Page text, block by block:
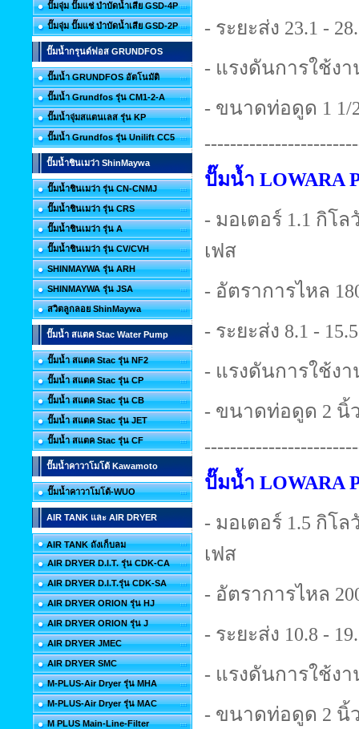
ปั๊มจุ่ม ปั๊มแช่ บำบัดน้ำเสีย GSD-4P
ปั๊มจุ่ม ปั๊มแช่ บำบัดน้ำเสีย GSD-2P
ปั๊มน้ำกรุนด์ฟอส GRUNDFOS
ปั๊มน้ำ GRUNDFOS อัตโนมัติ
ปั๊มน้ำ Grundfos รุ่น CM1-2-A
ปั๊มน้ำจุ่มสแตนเลส รุ่น KP
ปั๊มน้ำ Grundfos รุ่น Unilift CC5
ปั๊มน้ำชินเมว่า ShinMaywa
ปั๊มน้ำชินเมว่า รุ่น CN-CNMJ
ปั๊มน้ำชินเมว่า รุ่น CRS
ปั๊มน้ำชินเมว่า รุ่น A
ปั๊มน้ำชินเมว่า รุ่น CV/CVH
SHINMAYWA รุ่น ARH
SHINMAYWA รุ่น JSA
สวิตลูกลอย ShinMaywa
ปั๊มน้ำ สแตค Stac Water Pump
ปั๊มน้ำ สแตค Stac รุ่น NF2
ปั๊มน้ำ สแตค Stac รุ่น CP
ปั๊มน้ำ สแตค Stac รุ่น CB
ปั๊มน้ำ สแตค Stac รุ่น JET
ปั๊มน้ำ สแตค Stac รุ่น CF
ปั๊มน้ำคาวาโมโต้ Kawamoto
ปั๊มน้ำคาวาโมโต้-WUO
AIR TANK และ AIR DRYER
AIR TANK ถังเก็บลม
AIR DRYER D.I.T. รุ่น CDK-CA
AIR DRYER D.I.T.รุ่น CDK-SA
AIR DRYER ORION รุ่น HJ
AIR DRYER ORION รุ่น J
AIR DRYER JMEC
AIR DRYER SMC
M-PLUS-Air Dryer รุ่น MHA
M-PLUS-Air Dryer รุ่น MAC
M PLUS Main-Line-Filter
- ระยะส่ง 23.1 -
- แรงดันการใช้งา
- ขนาดท่อดูด 1 1/
ปั๊มน้ำ LOWARA
- มอเตอร์ 1.1 กิโล
เฟส
- อัตราการไหล
- ระยะส่ง 8.1 -
- แรงดันการใช้งา
- ขนาดท่อดูด 2 นิ้
ปั๊มน้ำ LOWARA
- มอเตอร์ 1.5 กิโล
เฟส
- อัตราการไหล
- ระยะส่ง 10.8 -
- แรงดันการใช้งา
- ขนาดท่อดูด 2 นิ้